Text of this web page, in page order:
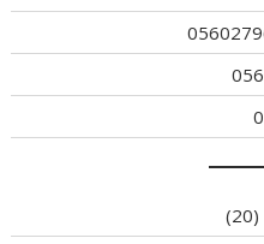
(20)